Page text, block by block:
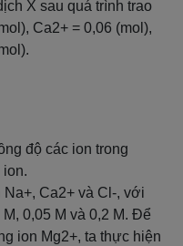
X sau quá trình trao
Ca2+ = 0,06 (mol),
độ các ion trong
ion.
Ca2+ và Cl-, với
0,05 M và 0,2 M. Để
ion Mg2+, ta thực hiện